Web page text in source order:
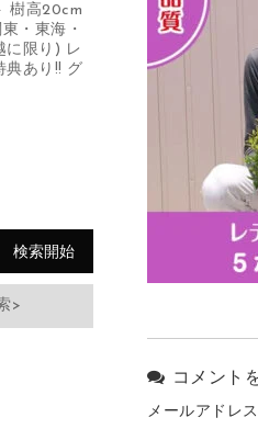
コメント
メールアドレ
樹高20cm
・東海・
に限り) レ
典あり!! グ
>